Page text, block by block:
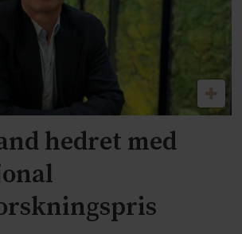
hedret med